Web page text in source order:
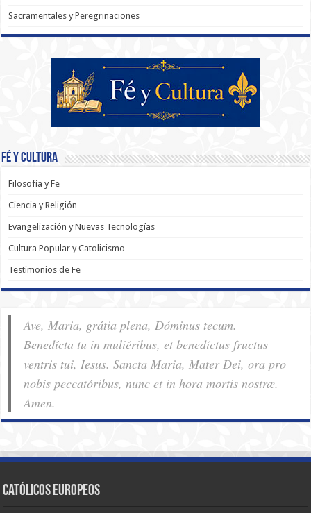
Sacramentales y Peregrinaciones
Fé y Cultura
Filosofía y Fe
Ciencia y Religión
Evangelización y Nuevas Tecnologías
Cultura Popular y Catolicismo
Testimonios de Fe
Ave, Maria, grátia plena, Dóminus tecum.
Benedícta tu in muliéribus, et benedíctus fructus
ventris tui, Iesus. Sancta Maria, Mater Dei, ora pro
nobis pec­ca­tóribus, nunc et in hora mortis nostræ.
Amen.
Católicos Europeos